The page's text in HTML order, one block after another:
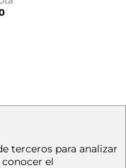
terceros para analizar
el